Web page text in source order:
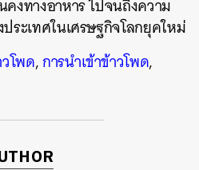
งทางอาหาร ไปจนถึงความ
ระเทศในเศรษฐกิจโลกยุคใหม่
โพด,การนำเข้าข้าวโพด,